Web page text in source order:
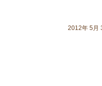
2012年 5月